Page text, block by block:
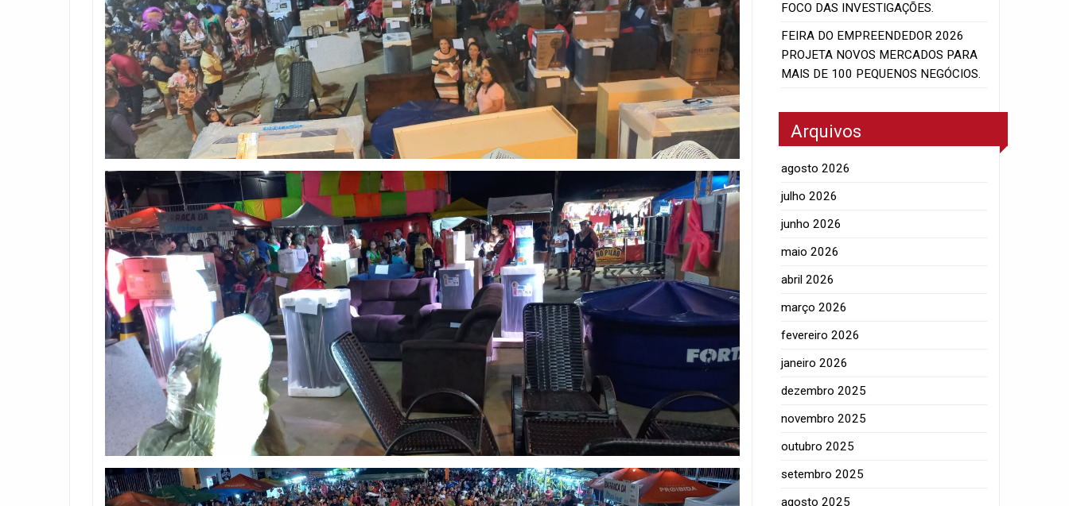
FOCO DAS INVESTIGAÇÕES.
FEIRA DO EMPREENDEDOR 2026
PROJETA NOVOS MERCADOS PARA
MAIS DE 100 PEQUENOS NEGÓCIOS.
Arquivos
agosto 2026
julho 2026
junho 2026
maio 2026
abril 2026
março 2026
fevereiro 2026
janeiro 2026
dezembro 2025
novembro 2025
outubro 2025
setembro 2025
agosto 2025